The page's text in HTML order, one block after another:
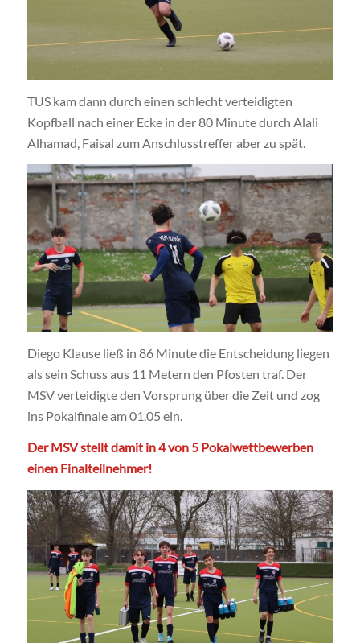
TUS kam dann durch einen schlecht verteidigten
Kopfball nach einer Ecke in der 80 Minute durch Alali
Alhamad, Faisal zum Anschlusstreffer aber zu spät.
Diego Klause ließ in 86 Minute die Entscheidung liegen
als sein Schuss aus 11 Metern den Pfosten traf. Der
MSV verteidigte den Vorsprung über die Zeit und zog
ins Pokalfinale am 01.05 ein.
Der MSV stellt damit in 4 von 5 Pokalwettbewerben
einen Finalteilnehmer!